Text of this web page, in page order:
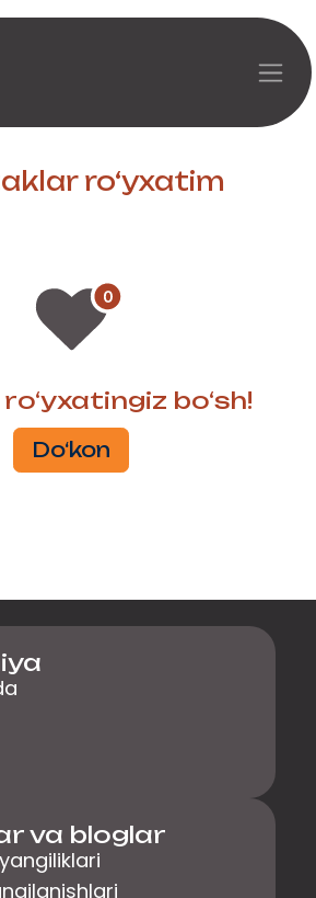
o‘tish
ro‘yxatim
bo‘sh!
Do‘kon
va bloglar